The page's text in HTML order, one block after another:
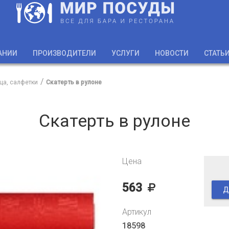
ПРОИЗВОДИТЕЛИ УСЛУГИ НОВОСТИ
салфетки Скатерть в рулоне
Скатерть в рулоне
Цена
563
Артикул
18598